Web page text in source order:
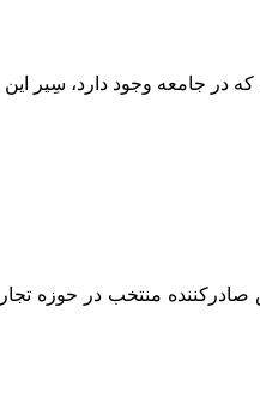
که در جامعه وجود دارد، سِیر
1399 می توانید روی همین عنوان کلیک کنید. تندیس